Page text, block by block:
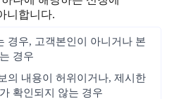
니합니다.
경우, 고객본인이 아니거나 본
경우
의 내용이 허위이거나, 제시한
확인되지 않는 경우